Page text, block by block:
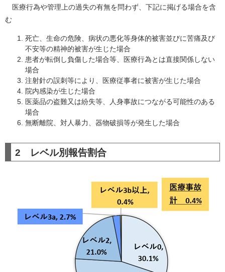
医療行為や管理上の過失の有無を問わず、下記に掲げる場合を含
む
死亡、生命の危険、病状の悪化等身体的被害並びに苦痛及び
不安等の精神的被害が生じた場合
患者が転倒し負傷した場合等、医療行為とは直接関係しない
場合
注射針の誤刺等により、医療従事者に被害が生じた場合
院内感染が生じた場合
医薬品の盗難又は紛失等、人身事故につながる可能性のある
場合
無断離院、対人暴力、器物破損等が発生した場合
2 レベル別報告割合